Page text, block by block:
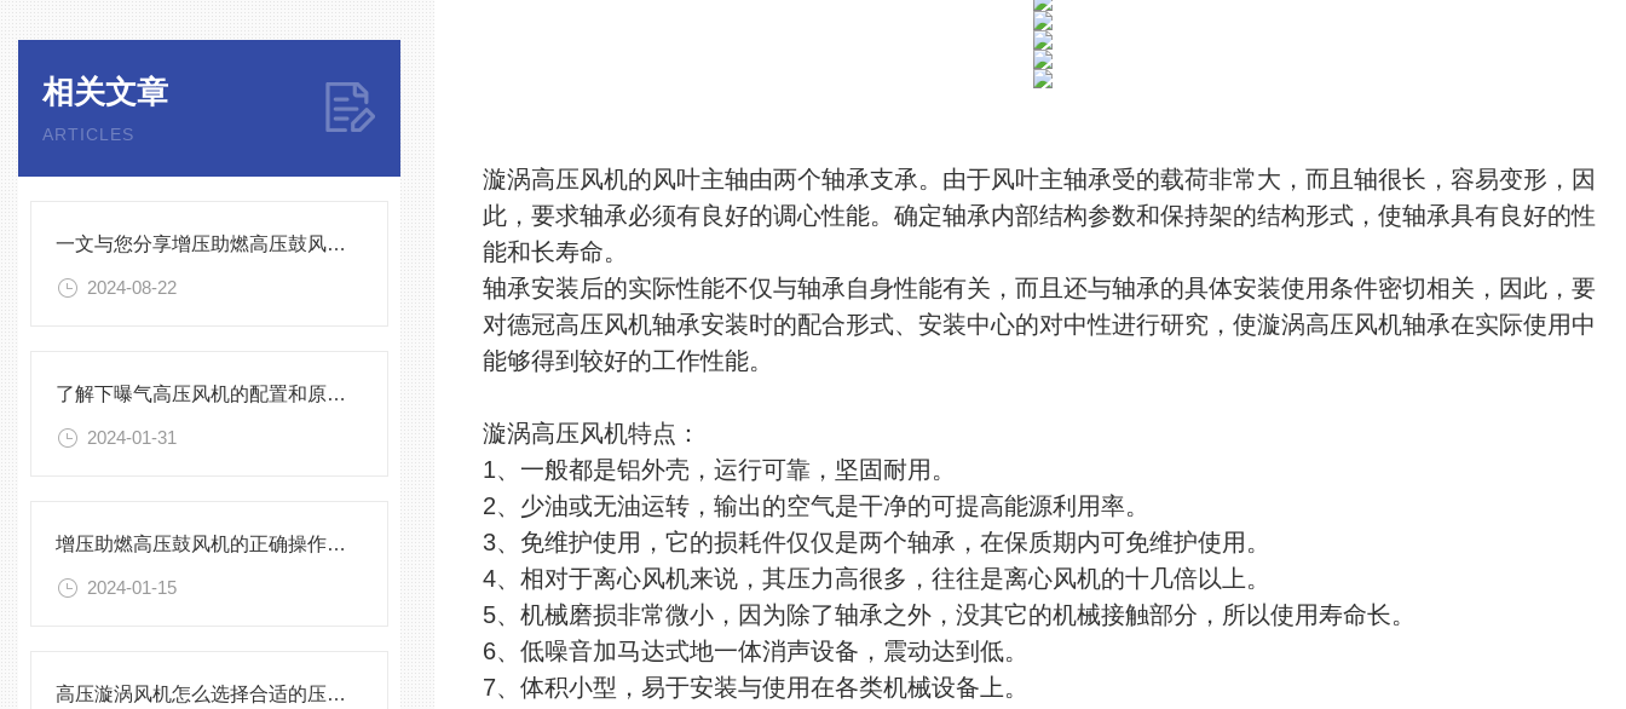
相关文章
ARTICLES
一文与您分享增压助燃高压鼓风机的常见故障相应解决方法
2024-08-22
了解下曝气高压风机的配置和原理吧
2024-01-31
增压助燃高压鼓风机的正确操作指导原则介绍
2024-01-15
高压漩涡风机怎么选择合适的压力流量？
漩涡高压风机的风叶主轴由两个轴承支承。由于风叶主轴承受的载荷非常大，而且轴很长，容易变形，因
此，要求轴承必须有良好的调心性能。确定轴承内部结构参数和保持架的结构形式，使轴承具有良好的性
能和长寿命。
轴承安装后的实际性能不仅与轴承自身性能有关，而且还与轴承的具体安装使用条件密切相关，因此，要
对德冠高压风机轴承安装时的配合形式、安装中心的对中性进行研究，使漩涡高压风机轴承在实际使用中
能够得到较好的工作性能。
漩涡高压风机特点：
1、一般都是铝外壳，运行可靠，坚固耐用。
2、少油或无油运转，输出的空气是干净的可提高能源利用率。
3、免维护使用，它的损耗件仅仅是两个轴承，在保质期内可免维护使用。
4、相对于离心风机来说，其压力高很多，往往是离心风机的十几倍以上。
5、机械磨损非常微小，因为除了轴承之外，没其它的机械接触部分，所以使用寿命长。
6、低噪音加马达式地一体消声设备，震动达到低。
7、体积小型，易于安装与使用在各类机械设备上。